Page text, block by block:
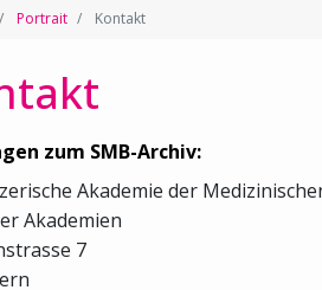
Portrait Kontakt
zum SMB-Archiv:
Akademie der
Akademien
7